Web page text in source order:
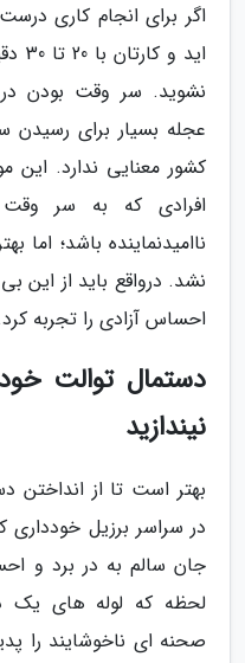
اگر برای انجام کاری
نشوید. سر وقت بودن
عجله بسیار برای رسیدن
کشور معنایی ندارد.
افرادی که به سر
ناامیدنماینده باشد؛
نشد. درواقع باید از این
احساس آزادی را تجربه
دستمال توالت
نیندازید
بهتر است تا از انداختن
در سراسر برزیل خودداری
جان سالم به در برد و
لحظه که لوله های یک
صحنه ای ناخوشایند را